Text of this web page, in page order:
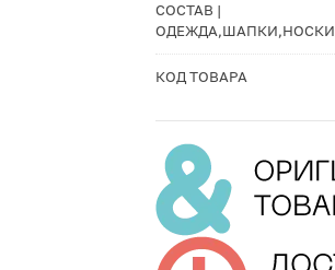
СОСТАВ |
ОДЕЖДА,ШАПКИ,НОСКИ
КОД ТОВАРА